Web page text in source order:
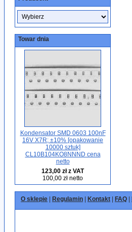
Towar dnia
Kondensator SMD 0603 100nF
16V X7R; ±10% [opakowanie
10000 sztuk]
CL10B104KO8NNND cena
netto
123,00 zł z VAT
100,00 zł netto
O sklepie Regulamin Kontakt FAQ